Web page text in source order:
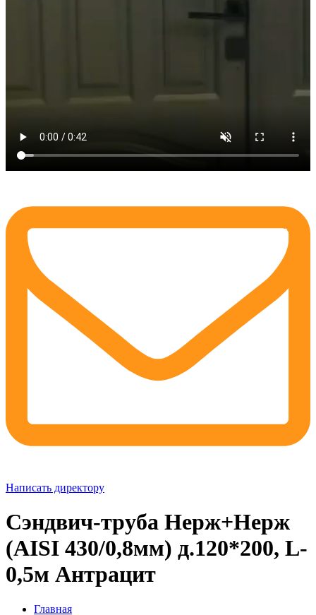
Написать директору
Сэндвич-труба Нерж+Нерж
(AISI 430/0,8мм) д.120*200, L-
0,5м Антрацит
Главная